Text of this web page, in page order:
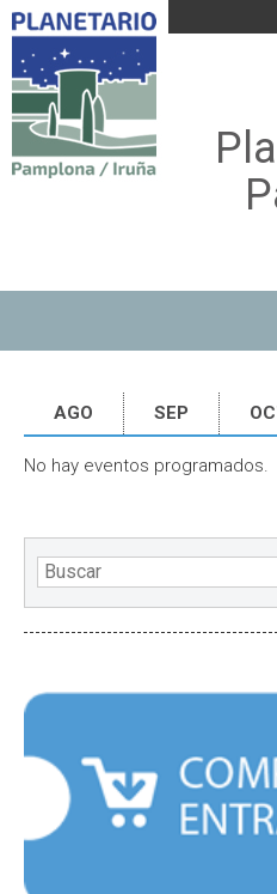
AGO SEP
No hay eventos programados.